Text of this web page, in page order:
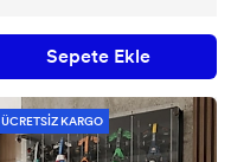
Sepete Ekle
ÜCRETSİZ KARGO